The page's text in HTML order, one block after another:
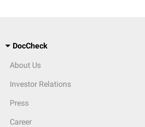
DocCheck
About Us
Investor Relations
Press
Career